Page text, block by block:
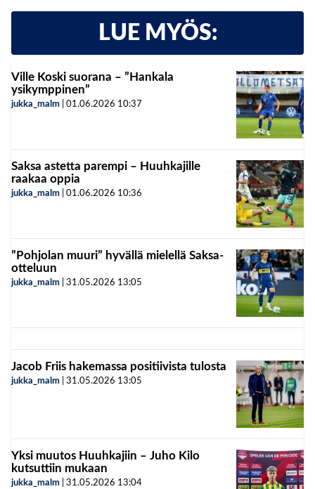
LUE MYÖS:
Ville Koski suorana – ”Hankala
ysikymppinen”
jukka_malm 01.06.2026 10:37
Saksa astetta parempi – Huuhkajille
raakaa oppia
jukka_malm 01.06.2026 10:36
”Pohjolan muuri” hyvällä mielellä Saksa-
otteluun
jukka_malm 31.05.2026 13:05
Jacob Friis hakemassa positiivista tulosta
jukka_malm 31.05.2026 13:05
Yksi muutos Huuhkajiin – Juho Kilo
kutsuttiin mukaan
jukka_malm 31.05.2026 13:04